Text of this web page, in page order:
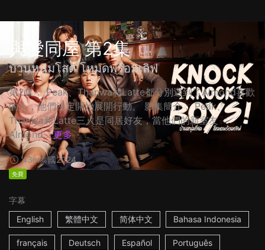
與愛同屋 第2集
บ้านหนุ่มโสด โหมดพร้อมเลิฟ
第2集： Peak、Thanwa和Latte都分別遇到了Almond喜歡
的人，他們決定開始展開行動。 影集簡介： Peak、
Thanwa和Latte三人是同居好友，當他們的新室友
Almond... 更多
43m泰國2024
免費
字幕
English
繁體中文 简体中文 Bahasa Indonesia
français Deutsch Español Português